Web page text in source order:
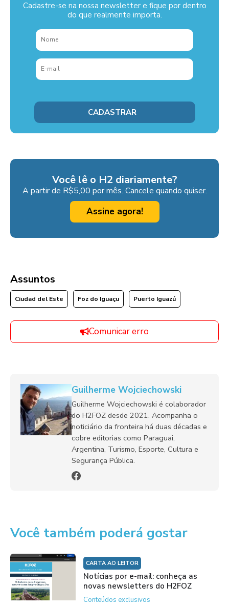
Cadastre-se na nossa newsletter e fique por dentro
do que realmente importa.
Você lê o H2 diariamente?
A partir de R$5,00 por mês. Cancele quando quiser.
Assine agora!
Assuntos
Ciudad del Este Foz do Iguaçu Puerto Iguazú
Comunicar erro
Guilherme Wojciechowski
Guilherme Wojciechowski é colaborador
do H2FOZ desde 2021. Acompanha o
noticiário da fronteira há duas décadas e
cobre editorias como Paraguai,
Argentina, Turismo, Esporte, Cultura e
Segurança Pública.
Você também poderá gostar
CARTA AO LEITOR
Notícias por e-mail: conheça as
novas newsletters do H2FOZ
Conteúdos exclusivos